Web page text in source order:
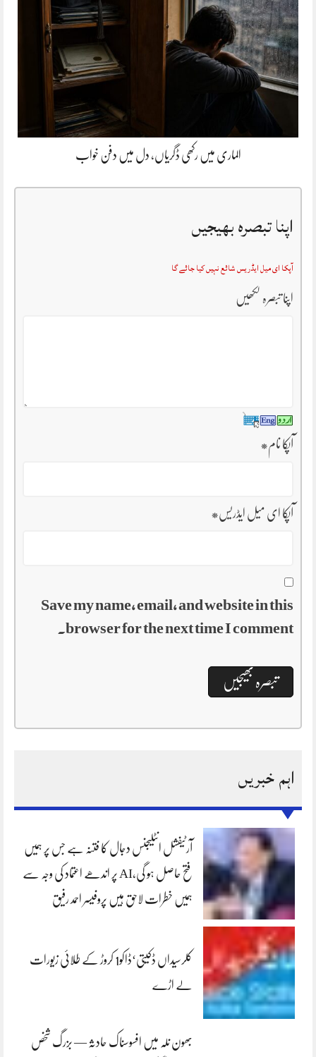
الماری میں رکھی ڈگریاں، دل میں دفن خواب
اپنا تبصرہ بھیجیں
آپکا ای میل ایڈریس شائع نہیں کیا جائے گا
اپنا تبصرہ لکھیں
آپکا نام*
آپکا ای میل ایڈریس*
Save my name, email, and website in this
browser for the next time I comment.
اہم خبریں
آرٹیفشل انٹلیجنس دجال کا فتنہ ہے جس پر ہمیں
فتح حاصل ہو گی،AI پر اندھے اعتماد کی وجہ سے
ہمیں خطرات لاحق ہیں پروفیسر احمد رفیق
کلرسیداں ڈکیتی‘ڈاکو1 کروڑ کے طلائی زیورات
لے اڑے
بھون نلہ میں افسوسناک حادثہ — بزرگ شخص